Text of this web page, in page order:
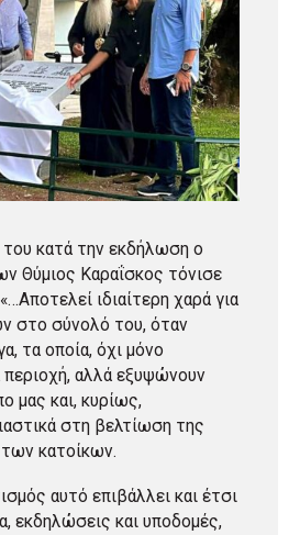
του κατά την εκδήλωση ο
Θύμιος Καραΐσκος τόνισε
ιδιαίτερη χαρά για
στο σύνολό του, όταν
τα οποία, όχι μόνο
περιοχή, αλλά εξυψώνουν
μας και, κυρίως,
στη βελτίωση της
κατοίκων.
αυτό επιβάλλει και έτσι
εκδηλώσεις και υποδομές,